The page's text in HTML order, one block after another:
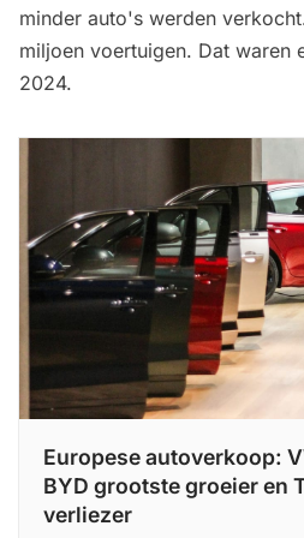
minder auto's werden
miljoen voertuigen. Dat waren
2024.
Europese autoverkoop:
BYD grootste groeier en
verliezer